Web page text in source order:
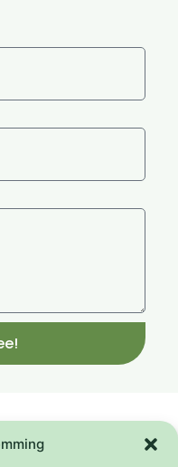
mogelijk